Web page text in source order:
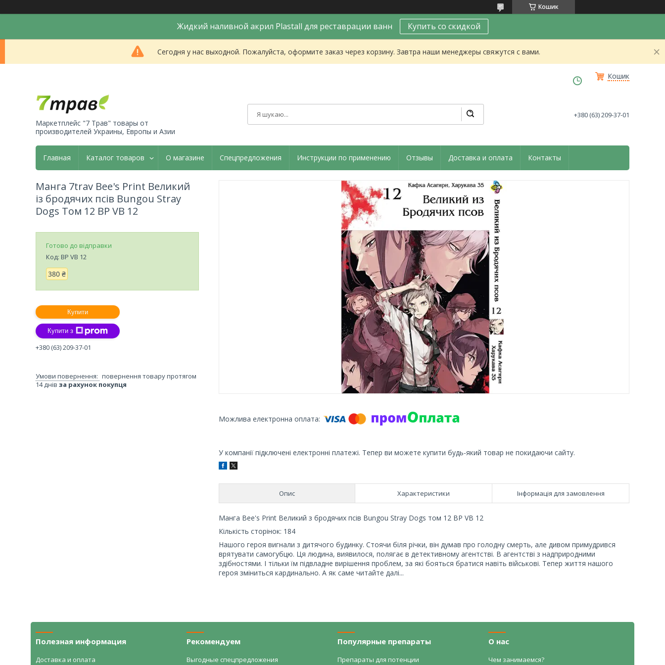
Кошик
Жидкий наливной акрил Plastall для реставрации ванн Купить со скидкой
Сегодня у нас выходной. Пожалуйста, оформите заказ через корзину. Завтра наши менеджеры свяжутся с вами.
Кошик
Маркетплейс "7 Трав" товары от
производителей Украины, Европы и Азии
+380 (63) 209-37-01
Главная Каталог товаров О магазине Спецпредложения Инструкции по применению Отзывы Доставка и оплата Контакты
У компанії підключені електронні платежі. Тепер ви можете купити будь-який товар не покидаючи сайту.
Опис Характеристики Інформація для замовлення
Манга Bee's Print Великий з бродячих псів Bungou Stray Dogs том 12 BP VB 12
Кількість сторінок: 184
Нашого героя вигнали з дитячого будинку. Стоячи біля річки, він думав про голодну смерть, але дивом примудрився
врятувати самогубцю. Ця людина, виявилося, полягає в детективному агентстві. В агентстві з надприродними
здібностями. І тільки їм підвладне вирішення проблем, за які бояться братися навіть військові. Тепер життя нашого
героя зміниться кардинально. А як саме читайте далі...
Манга 7trav Bee's Print Великий
із бродячих псів Bungou Stray
Dogs Том 12 BP VB 12
Готово до відправки
Код: BP VB 12
380 ₴
Купити
Купити з
+380 (63) 209-37-01
повернення товару протягом
14 днів за рахунок покупця
Полезная информация
Доставка и оплата
Рекомендуем
Выгодные спецпредложения
Популярные препараты
Препараты для потенции
О нас
Чем занимаемся?